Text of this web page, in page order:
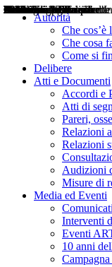
Autorità
Che cos’è
Che cosa
Come si
Delibere
Atti e Documenti
Accordi e
Atti di
Pareri,
Relazioni
Relazioni
Audizioni
Misure di
Media ed Eventi
Interventi
Eventi
10 anni
Delibere
Pareri
Consultazioni
Audizioni
Atti di Segnalazione
Accordi e Protocolli
Relazioni annuali
Misure di regolazione
Notizie
Comunicati Stampa
Bollettini ART
Convegni ART
Interviste del Presidente
Articoli in primo piano
Interventi del Presidente
2004
2005
2010
2013
2014
2015
2016
2017
2018
2019
202
2020
2021
2022
2023
2024
2025
2026
Aereo
Marittimo
Terrestre